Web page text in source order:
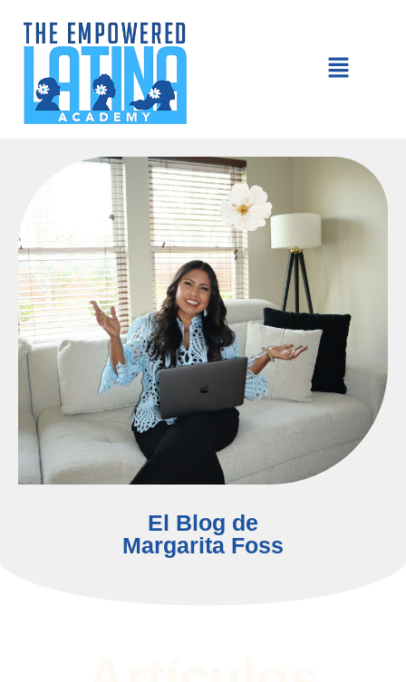
El Blog de
Margarita Foss